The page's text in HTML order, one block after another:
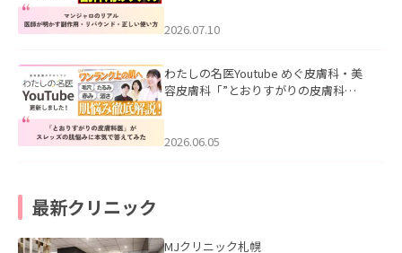
た。
2026.07.10
わたしの名医Youtube めぐ皮膚科・美
容皮膚科「”とおりすがりの皮膚科
2026.06.05
最新クリニック
MJクリニック札幌